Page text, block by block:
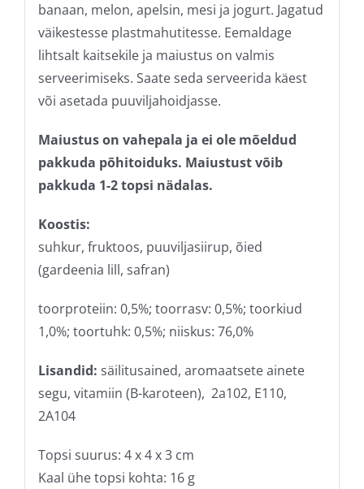
banaan, melon, apelsin, mesi ja jogurt. Jagatud
väikestesse plastmahutitesse. Eemaldage
lihtsalt kaitsekile ja maiustus on valmis
serveerimiseks. Saate seda serveerida käest
või asetada puuviljahoidjasse.
Maiustus on vahepala ja ei ole mõeldud
pakkuda põhitoiduks. Maiustust võib
pakkuda 1-2 topsi nädalas.
Koostis:
suhkur, fruktoos, puuviljasiirup, õied
(gardeenia lill, safran)
toorproteiin: 0,5%; toorrasv: 0,5%; toorkiud
1,0%; toortuhk: 0,5%; niiskus: 76,0%
Lisandid: säilitusained, aromaatsete ainete
segu, vitamiin (B-karoteen), 2a102, E110,
2A104
Topsi suurus: 4 x 4 x 3 cm
Kaal ühe topsi kohta: 16 g